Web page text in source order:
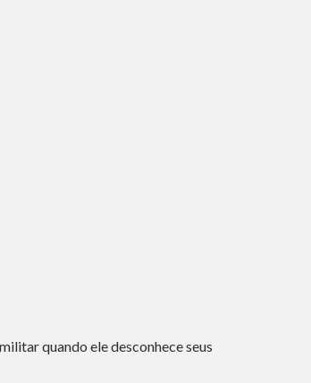
quando ele desconhece seus